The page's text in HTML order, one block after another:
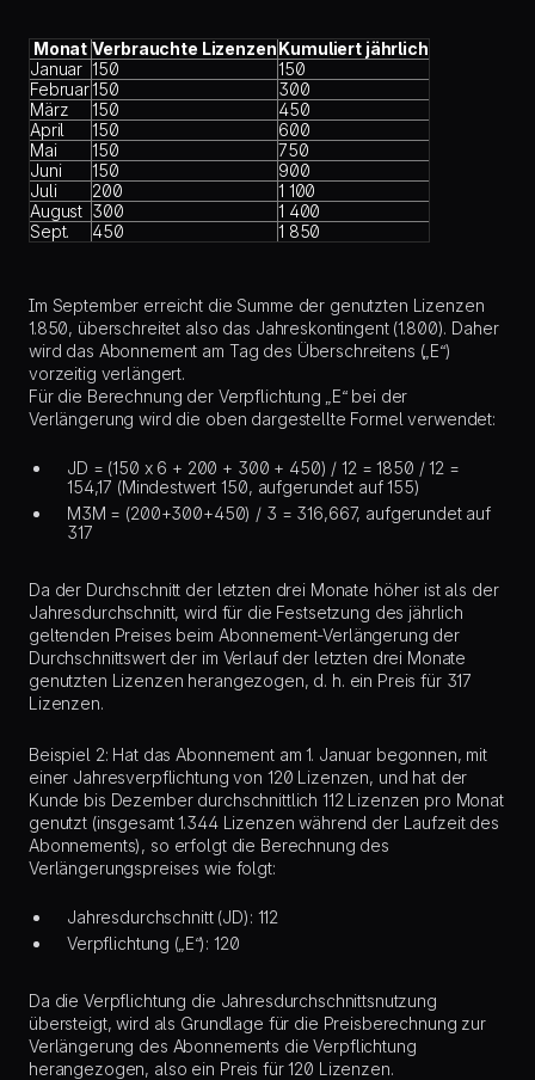
Monat Verbrauchte LizenzenKumuliert jährlich
Januar 150
150
Februar150
300
März
150
450
April
150
600
Mai
150
750
Juni
150
900
Juli
200
1 100
August 300
1 400
Sept.
450 1 850
Im September erreicht die Summe der genutzten Lizenzen
1.850, überschreitet also das Jahreskontingent (1.800). Daher
wird das Abonnement am Tag des Überschreitens („E“)
vorzeitig verlängert.
Für die Berechnung der Verpflichtung „E“ bei der
Verlängerung wird die oben dargestellte Formel verwendet:
JD = (150 x 6 + 200 + 300 + 450) / 12 = 1850 / 12 =
154,17 (Mindestwert 150, aufgerundet auf 155)
M3M = (200+300+450) / 3 = 316,667, aufgerundet auf
317
Da der Durchschnitt der letzten drei Monate höher ist als der
Jahresdurchschnitt, wird für die Festsetzung des jährlich
geltenden Preises beim Abonnement-Verlängerung der
Durchschnittswert der im Verlauf der letzten drei Monate
genutzten Lizenzen herangezogen, d. h. ein Preis für 317
Lizenzen.
Beispiel 2: Hat das Abonnement am 1. Januar begonnen, mit
einer Jahresverpflichtung von 120 Lizenzen, und hat der
Kunde bis Dezember durchschnittlich 112 Lizenzen pro Monat
genutzt (insgesamt 1.344 Lizenzen während der Laufzeit des
Abonnements), so erfolgt die Berechnung des
Verlängerungspreises wie folgt:
Jahresdurchschnitt (JD): 112
Verpflichtung („E“): 120
Da die Verpflichtung die Jahresdurchschnittsnutzung
übersteigt, wird als Grundlage für die Preisberechnung zur
Verlängerung des Abonnements die Verpflichtung
herangezogen, also ein Preis für 120 Lizenzen.